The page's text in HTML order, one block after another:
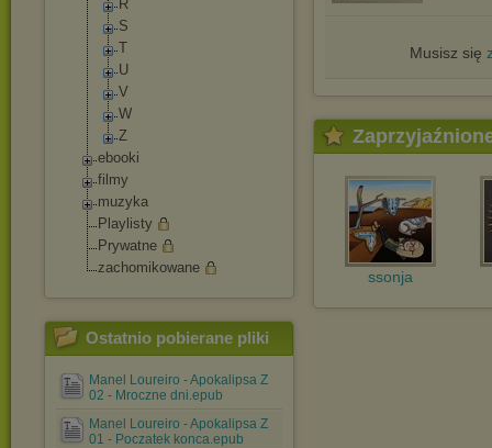
R
S
T
U
V
W
Z
ebooki
filmy
muzyka
Playlisty
Prywatne
zachomikowane
Ostatnio pobierane pliki
Manel Loureiro - Apokalipsa Z
02 - Mroczne dni.epub
Manel Loureiro - Apokalipsa Z
01 - Poczatek konca.epub
Musisz się
ssonja